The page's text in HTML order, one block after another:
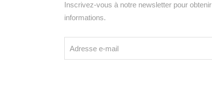
Inscrivez-vous à notre newsletter pour
informations.